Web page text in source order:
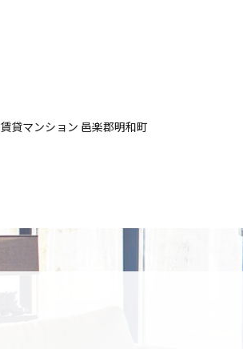
賃貸マンション 邑楽郡明和町